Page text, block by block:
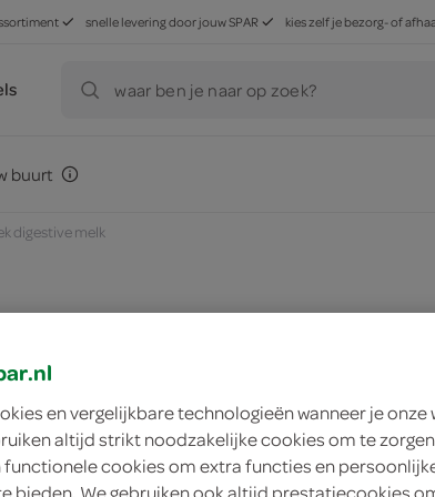
snelle levering door jouw SPAR kies zelf je bezorg- of
waar ben je naar op zoek?
buurt
digestive melk
Mc Vities Koek
en vergelijkbare technologieën wanneer je onze
altijd strikt noodzakelijke cookies om te
functionele cookies om extra functies en